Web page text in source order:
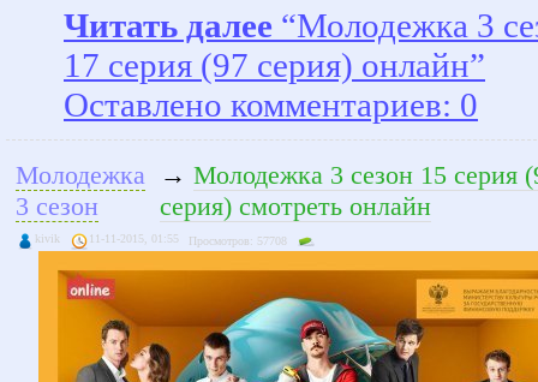
Читать далее “Молодежка 3
17 серия (97 серия) онлайн”
Оставлено комментариев: 0
Молодежка
3 сезон
→ Молодежка 3 сезон 15 серия
серия) смотреть онлайн
kivik 11-11-2015, 01:55 Просмотров: 57708